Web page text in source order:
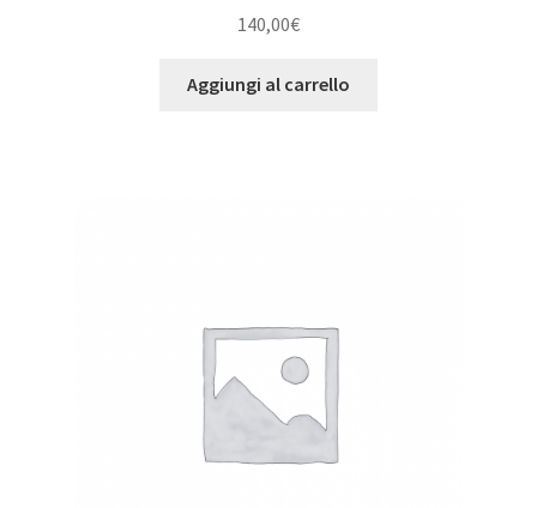
140,00€
Aggiungi al carrello